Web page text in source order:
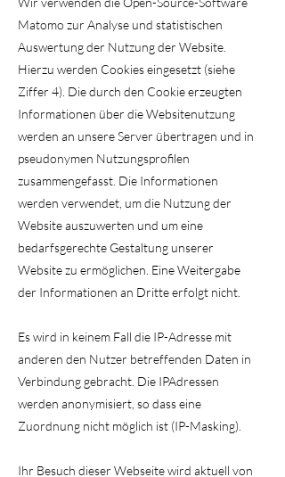
Matomo zur Analyse und statistischen
Auswertung der Nutzung der Website.
Hierzu werden Cookies eingesetzt (siehe
Ziffer 4). Die durch den Cookie erzeugten
Informationen über die Websitenutzung
werden an unsere Server übertragen und in
pseudonymen Nutzungsprofilen
zusammengefasst. Die Informationen
werden verwendet, um die Nutzung der
Website auszuwerten und um eine
bedarfsgerechte Gestaltung unserer
Website zu ermöglichen. Eine Weitergabe
der Informationen an Dritte erfolgt nicht.
Es wird in keinem Fall die IP-Adresse mit
anderen den Nutzer betreffenden Daten in
Verbindung gebracht. Die IPAdressen
werden anonymisiert, so dass eine
Zuordnung nicht möglich ist (IP-Masking).
Ihr Besuch dieser Webseite wird aktuell von